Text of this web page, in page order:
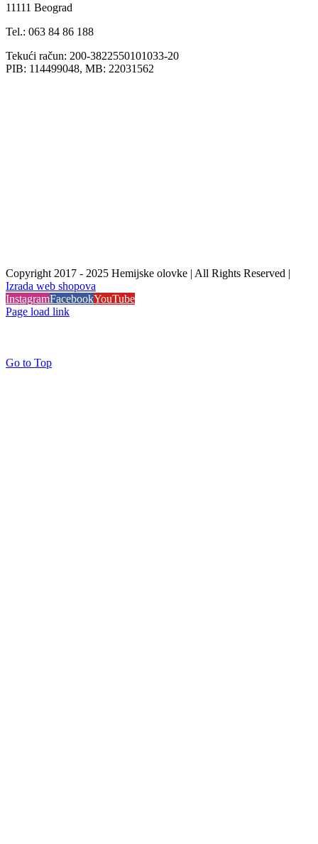
11111 Beograd
Tel.: 063 84 86 188
Tekući račun: 200-3822550101033-20
PIB: 114499048, MB: 22031562
Copyright 2017 - 2025 Hemijske olovke | All Rights Reserved |
Izrada web shopova
InstagramFacebookYouTube
Page load link
Go to Top